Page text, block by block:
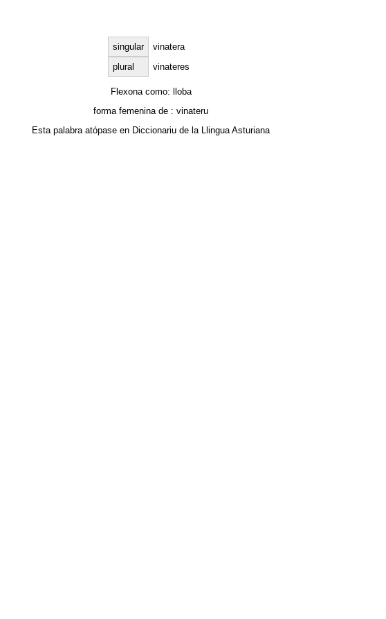
singular
vinatera
plural
vinateres
Flexona como: lloba
forma femenina de : vinateru
Esta palabra atópase en Diccionariu de la Llingua Asturiana